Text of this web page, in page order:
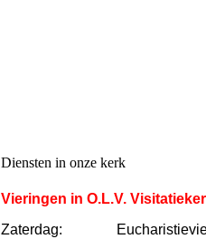
Diensten in onze kerk
Vieringen in O.L.V.
Zaterdag: